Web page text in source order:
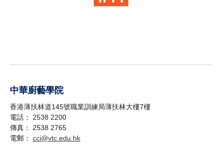
中華廚藝學院
香港薄扶林道145號職業訓練局薄扶林大樓7樓
電話： 2538 2200
傳真： 2538 2765
電郵： cci@vtc.edu.hk